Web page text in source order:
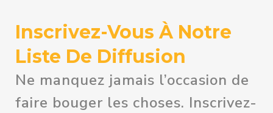
Inscrivez-Vous À Notre
Liste De Diffusion
Ne manquez jamais l’occasion de
faire bouger les choses. Inscrivez-